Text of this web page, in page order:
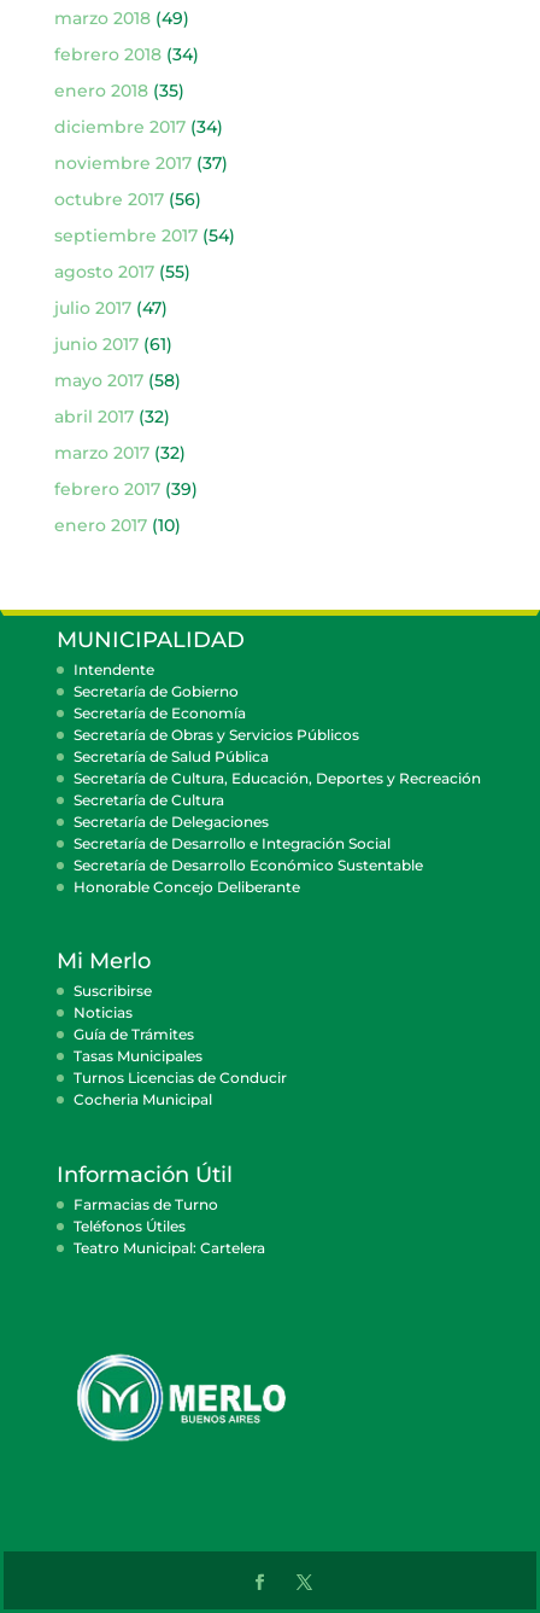
marzo 2018(49)
febrero 2018(34)
enero 2018(35)
diciembre 2017(34)
noviembre 2017(37)
octubre 2017(56)
septiembre 2017(54)
agosto 2017(55)
julio 2017(47)
junio 2017(61)
mayo 2017(58)
abril 2017(32)
marzo 2017(32)
febrero 2017(39)
enero 2017(10)
MUNICIPALIDAD
Intendente
Secretaría de Gobierno
Secretaría de Economía
Secretaría de Obras y Servicios Públicos
Secretaría de Salud Pública
Secretaría de Cultura, Educación, Deportes y Recreación
Secretaría de Cultura
Secretaría de Delegaciones
Secretaría de Desarrollo e Integración Social
Secretaría de Desarrollo Económico Sustentable
Honorable Concejo Deliberante
Mi Merlo
Suscribirse
Noticias
Guía de Trámites
Tasas Municipales
Turnos Licencias de Conducir
Cocheria Municipal
Información Útil
Farmacias de Turno
Teléfonos Útiles
Teatro Municipal: Cartelera